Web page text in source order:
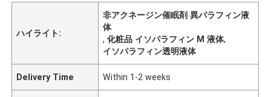
ハイライト:
非アクネージン催眠剤 異パラフィン液
体
,化粧品 イソパラフィン M 液体,
イソパラフィン透明液体
Delivery Time Within 1-2 weeks